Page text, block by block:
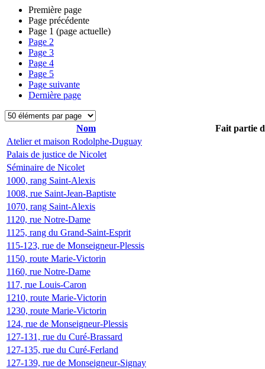
Première page
Page précédente
Page 1 (page actuelle)
Page 2
Page 3
Page 4
Page 5
Page suivante
Dernière page
Nom
Fait partie
Atelier et maison Rodolphe-Duguay
Palais de justice de Nicolet
Séminaire de Nicolet
1000, rang Saint-Alexis
1008, rue Saint-Jean-Baptiste
1070, rang Saint-Alexis
1120, rue Notre-Dame
1125, rang du Grand-Saint-Esprit
115-123, rue de Monseigneur-Plessis
1150, route Marie-Victorin
1160, rue Notre-Dame
117, rue Louis-Caron
1210, route Marie-Victorin
1230, route Marie-Victorin
124, rue de Monseigneur-Plessis
127-131, rue du Curé-Brassard
127-135, rue du Curé-Ferland
127-139, rue de Monseigneur-Signay